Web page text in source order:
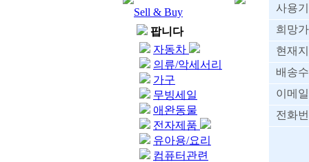
Sell & Buy
팝니다
자동차
의류/악세서리
가구
무빙세일
애완동물
전자제품
유아용/요리
컴퓨터관련
사용
희망
현재
배송
이메일
전화